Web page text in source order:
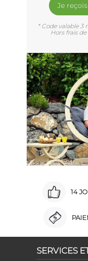
Je
* Code valable 3
Hors frais
14
SERVICES